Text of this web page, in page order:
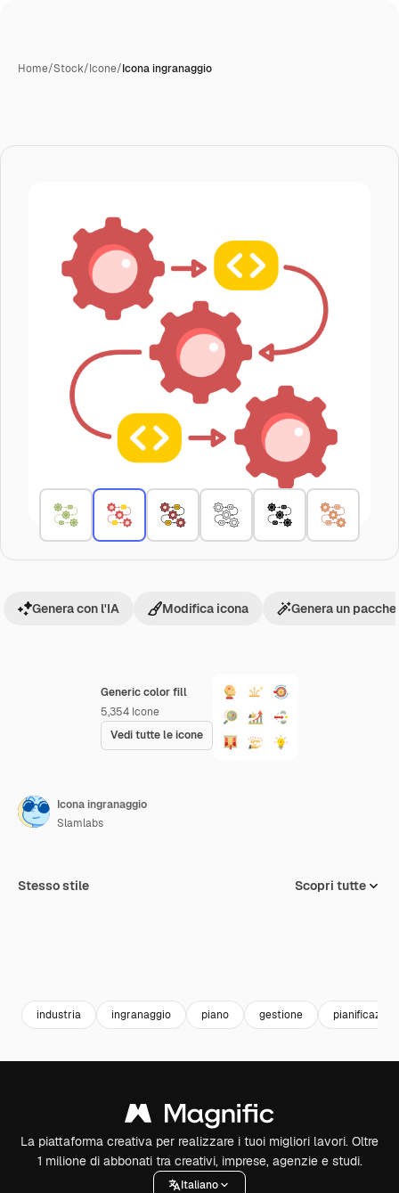
Home/Stock/Icone/Icona ingranaggio
Generic color fill
5,354 Icone
Vedi tutte le icone
Genera con l'IA Modifica icona Genera un
Icona ingranaggio
Slamlabs
Stesso stile Scopri tutte
industria ingranaggio piano gestione
La piattaforma creativa per realizzare i tuoi migliori lavori. Oltre
1 milione di abbonati tra creativi, imprese, agenzie e studi.
Italiano